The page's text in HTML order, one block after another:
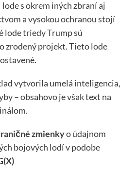
s okrem iných zbraní aj
a vysokou ochranou stojí
lode triedy Trump sú
zrodený projekt. Tieto lode
vytvorila umelá inteligencia,
– obsahovo je však text na
zmienkyo údajnom
bojových lodí v podobe